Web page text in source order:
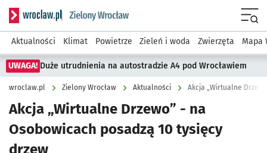
Serwis informacyjny wroclaw.pl podserwis: Środowisko we
Aktualności Klimat Powietrze Zieleń i woda Zwierzęta Mapa
UWAGA! Duże utrudnienia na autostradzie A4 pod Wrocławiem
wroclaw.pl Zielony Wrocław Aktualności Akcja „Wirtualne
Akcja „Wirtualne Drzewo” - na
Osobowicach posadzą 10 tysięcy
drzew